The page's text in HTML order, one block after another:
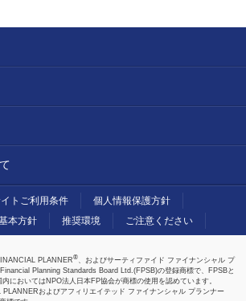
トご利用条件
個人情報保護方針
本方針
推奨環境 ご注意ください
PLANNER®、およびサーティファイド ファイナンシャル プ
Planning Standards Board Ltd.(FPSB)の登録商標で、FPSBと
においてはNPO法人日本FP協会が商標の使用を認めています。
およびアフィリエイテッド ファイナンシャル プランナー